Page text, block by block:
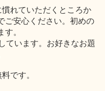
れていただくところか
ご安心ください。初めの
。
ています。お好きなお題
です。